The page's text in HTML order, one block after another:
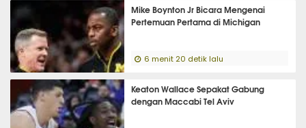
Mike Boynton Jr Bicara Mengenai
Pertemuan Pertama di Michigan
6 menit 20 detik lalu
Keaton Wallace Sepakat Gabung
dengan Maccabi Tel Aviv